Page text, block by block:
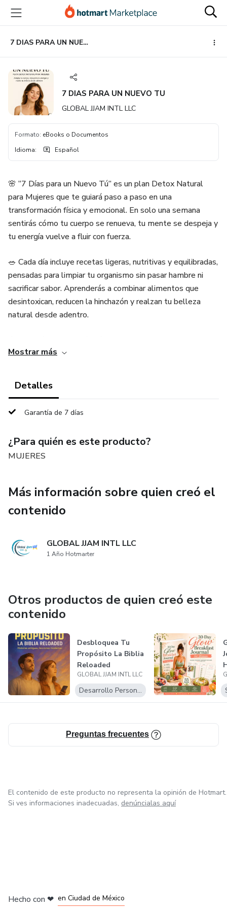
principal
página
de
página
7 DIAS PARA UN NUEVO TU
7 DIAS PARA UN NUEVO TU
GLOBAL JJAM INTL LLC
Formato: eBooks o Documentos
Idioma: Español
🌸 “7 Días para un Nuevo Tú” es un plan Detox Natural
para Mujeres que te guiará paso a paso en una
transformación física y emocional. En solo una semana
sentirás cómo tu cuerpo se renueva, tu mente se despeja y
tu energía vuelve a fluir con fuerza.
🥗 Cada día incluye recetas ligeras, nutritivas y equilibradas,
pensadas para limpiar tu organismo sin pasar hambre ni
sacrificar sabor. Aprenderás a combinar alimentos que
desintoxican, reducen la hinchazón y realzan tu belleza
natural desde adentro.
ayudarán a mantener tu bienestar, mejorar tu digestión y
que habías perdido.
más luminosa, más energía y una conexión más profunda
✨ Regálate 7 días para sanar, nutrirte y redescubrir tu
¡Tu cuerpo y tu mente te lo agradecerán! 💖
Mostrar más
Detalles
Garantía de 7 días
¿Para quién es este producto?
MUJERES
Más información sobre quien creó el
contenido
GLOBAL JJAM INTL LLC
1 Año Hotmarter
Otros productos de quien creó este
contenido
Desbloquea Tu
Propósito La Biblia
Reloaded
GLOBAL JJAM INTL LLC
Desarrollo Personal
Preguntas frecuentes
El contenido de este producto no representa la opinión de Hotmart.
Si ves informaciones inadecuadas, denúncialas aquí
Hecho con ❤ en Ciudad de México